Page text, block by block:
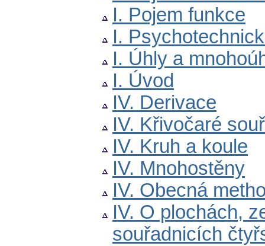
I. Pojem funkce
I.
I. Úhly a
I. Úvod
IV. Derivace
IV. Křivočaré
IV. Kruh a koule
IV. Mnohostěny
IV. Obecná
IV. O plochách,
souřadnicích